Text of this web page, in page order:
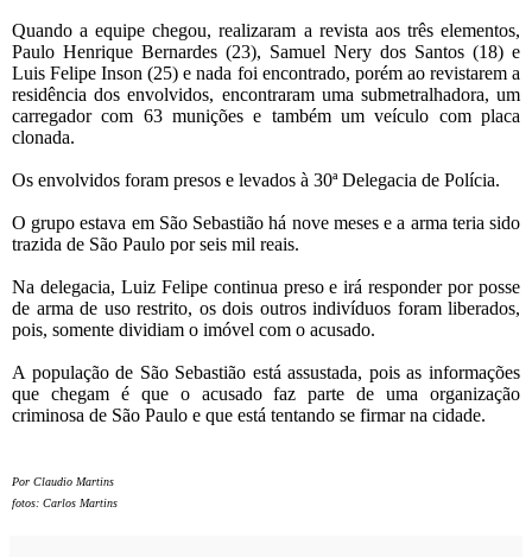
Quando a equipe chegou, realizaram a revista aos três elementos,
Paulo Henrique Bernardes (23), Samuel Nery dos Santos (18) e
Luis Felipe Inson (25) e nada foi encontrado, porém ao revistarem a
residência dos envolvidos, encontraram uma submetralhadora, um
carregador com 63 munições e também um veículo com placa
clonada.
Os envolvidos foram presos e levados à 30ª Delegacia de Polícia.
O grupo estava em São Sebastião há nove meses e a arma teria sido
trazida de São Paulo por seis mil reais.
Na delegacia, Luiz Felipe continua preso e irá responder por posse
de arma de uso restrito, os dois outros indivíduos foram liberados,
pois, somente dividiam o imóvel com o acusado.
A população de São Sebastião está assustada, pois as informações
que chegam é que o acusado faz parte de uma organização
criminosa de São Paulo e que está tentando se firmar na cidade.
Por Claudio Martins
fotos: Carlos Martins